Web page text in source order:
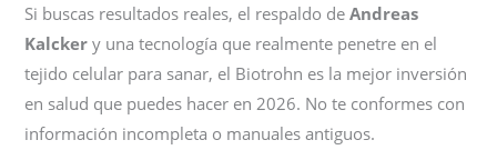
Si buscas resultados reales, el respaldo deAndreas
Kalcker y una tecnología que realmente penetre en el
tejido celular para sanar, el Biotrohn es la mejor inversión
en salud que puedes hacer en 2026. No te conformes con
información incompleta o manuales antiguos.